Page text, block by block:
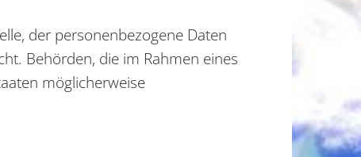
der personenbezogene Daten
Behörden, die im Rahmen eines
möglicherweise